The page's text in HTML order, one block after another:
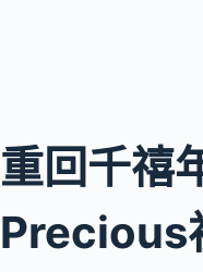
重回千禧
Precious